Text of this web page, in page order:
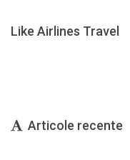
Like Airlines Travel
Articole recente